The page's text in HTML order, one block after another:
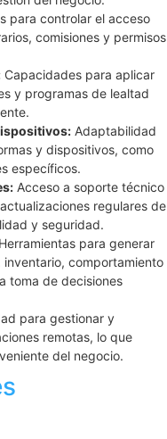
para controlar el acceso
comisiones y permisos
Capacidades para aplicar
y programas de lealtad
Adaptabilidad
y dispositivos, como
específicos.
Acceso a soporte técnico
regulares de
y seguridad.
Herramientas para generar
comportamiento
toma de decisiones
para gestionar y
remotas, lo que
del negocio.